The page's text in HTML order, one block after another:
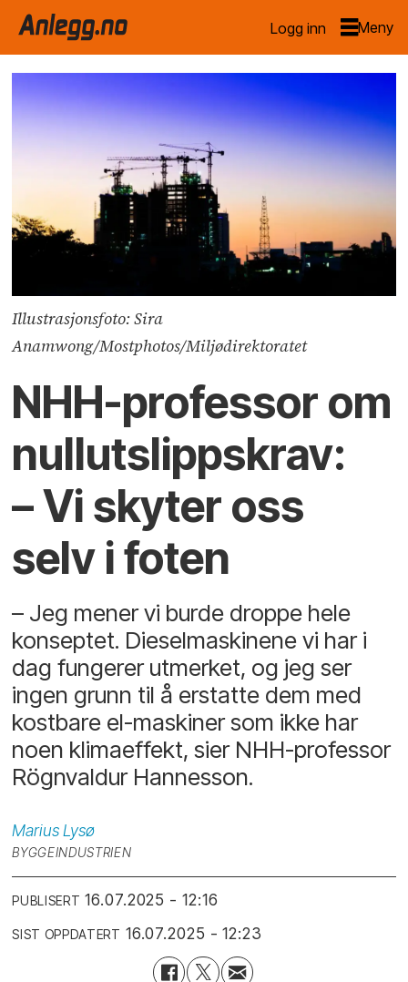
Logg inn
Illustrasjonsfoto: Sira
Anamwong/Mostphotos/Miljødirektoratet
NHH-professor om
null­utslipps­krav:
– Vi skyter oss
selv i foten
– Jeg mener vi burde droppe hele
konseptet. Dieselmaskinene vi har i
dag fungerer utmerket, og jeg ser
ingen grunn til å erstatte dem med
kostbare el-maskiner som ikke har
noen klimaeffekt, sier NHH-professor
Rögnvaldur Hannesson.
Marius Lysø
BYGGEINDUSTRIEN
PUBLISERT 16.07.2025 - 12:16
SIST OPPDATERT 16.07.2025 - 12:23